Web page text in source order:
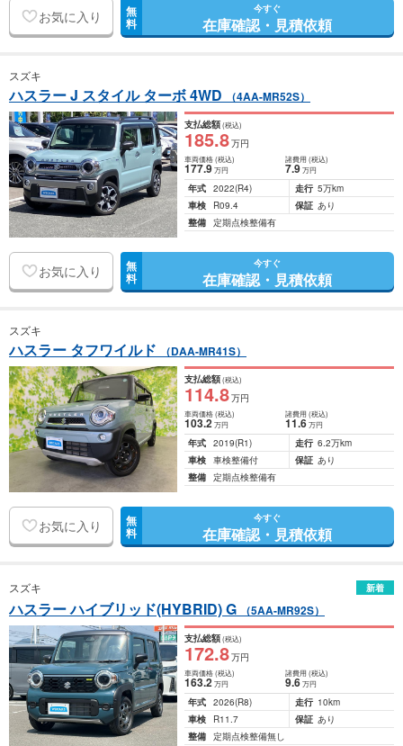
お気に入り 無
料
今すぐ
在庫確認・見積依頼
スズキ
ハスラー J スタイル ターボ 4WD （4AA-MR52S）
支払総額(税込)
185.8万円
車両価格(税込)
177.9万円
諸費用 (税込)
7.9 万円
年式 2022(R4) 走行 5万km
車検
R09.4 保証 あり
整備 定期点検整備有
お気に入り 無
料
今すぐ
在庫確認・見積依頼
スズキ
ハスラー タフワイルド （DAA-MR41S）
支払総額(税込)
114.8万円
車両価格(税込)
103.2万円
諸費用 (税込)
11.6 万円
年式 2019(R1) 走行 6.2万km
車検 車検整備付 保証 あり
整備 定期点検整備有
お気に入り 無
料
今すぐ
在庫確認・見積依頼
スズキ 新着
ハスラー ハイブリッド(HYBRID) G （5AA-MR92S）
支払総額(税込)
172.8万円
車両価格(税込)
163.2万円
諸費用 (税込)
9.6 万円
年式 2026(R8) 走行 10km
車検
R11.7 保証 あり
整備 定期点検整備無し